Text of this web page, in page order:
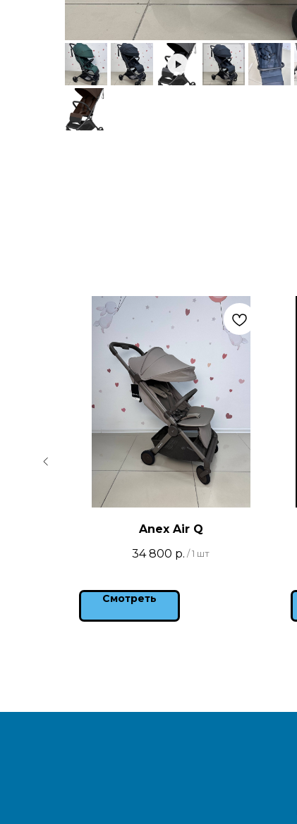
Anex Air Q
34 800 р. / 1 шт
Смотреть